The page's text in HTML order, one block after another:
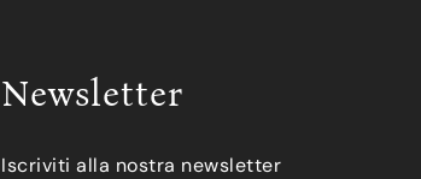
Newsletter
Iscriviti alla nostra newsletter